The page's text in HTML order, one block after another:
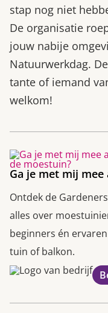
stap nog niet
De organisatie
jouw nabije
Natuurwerkdag.
tante of iemand
welkom!
Ga je met mij mee
Ontdek de
alles over
beginners én
tuin of balkon.